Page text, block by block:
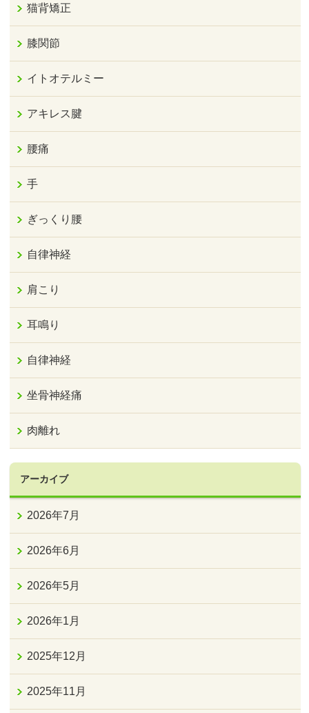
猫背矯正
膝関節
イトオテルミー
アキレス腱
腰痛
手
ぎっくり腰
自律神経
肩こり
耳鳴り
自律神経
坐骨神経痛
肉離れ
アーカイブ
2026年7月
2026年6月
2026年5月
2026年1月
2025年12月
2025年11月